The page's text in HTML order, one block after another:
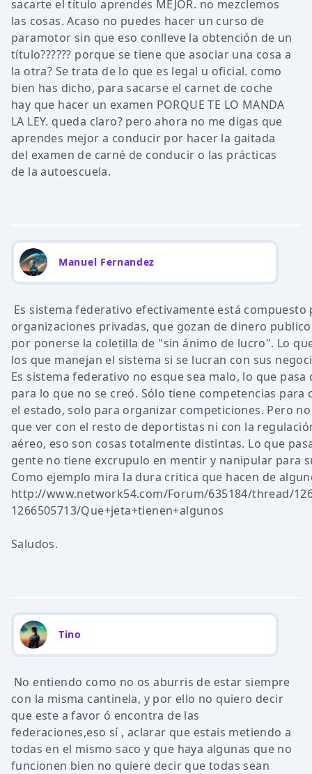
sacarte el título aprendes MEJOR. no mezclemos
las cosas. Acaso no puedes hacer un curso de
paramotor sin que eso conlleve la obtención de un
título?????? porque se tiene que asociar una cosa a
la otra? Se trata de lo que es legal u oficial. como
bien has dicho, para sacarse el carnet de coche
hay que hacer un examen PORQUE TE LO MANDA
LA LEY. queda claro? pero ahora no me digas que
aprendes mejor a conducir por hacer la gaitada
del examen de carné de conducir o las prácticas
de la autoescuela.
Manuel Fernandez
Es sistema federativo efectivamente está compuesto
organizaciones privadas, que gozan de dinero
por ponerse la coletilla de "sin ánimo de lucro". Lo
los que manejan el sistema si se lucran con sus
Es sistema federativo no esque sea malo, lo que pasa
para lo que no se creó. Sólo tiene competencias para
el estado, solo para organizar competiciones. Pero
que ver con el resto de deportistas ni con la
aéreo, eso son cosas totalmente distintas. Lo que
gente no tiene excrupulo en mentir y nanipular para
Como ejemplo mira la dura critica que hacen de
http://www.network54.com/Forum/635184/thread/
1266505713/Que+jeta+tienen+algunos
Saludos.
Tino
No entiendo como no os aburris de estar siempre
con la misma cantinela, y por ello no quiero decir
que este a favor ó encontra de las
federaciones,eso sí , aclarar que estais metiendo a
todas en el mismo saco y que haya algunas que no
funcionen bien no quiere decir que todas sean